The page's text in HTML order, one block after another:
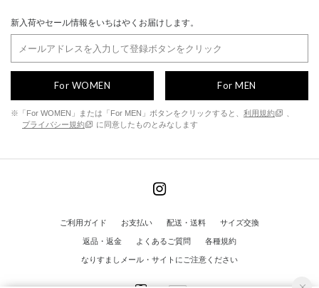
新入荷やセール情報をいちはやくお届けします。
For WOMEN For MEN
※「For WOMEN」または「For MEN」ボタンをクリックすると、 利用規約
プライバシー規約
に同意したものとみなします
ご利用ガイド お支払い 配送・送料 サイズ交換
返品・返金 よくあるご質問 各種規約
なりすましメール・サイトにご注意ください